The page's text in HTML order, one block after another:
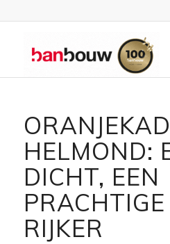
HELMOND:
DICHT, EEN
RIJKER